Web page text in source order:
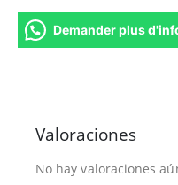
Demander plus
Valoraciones
No hay valoraciones